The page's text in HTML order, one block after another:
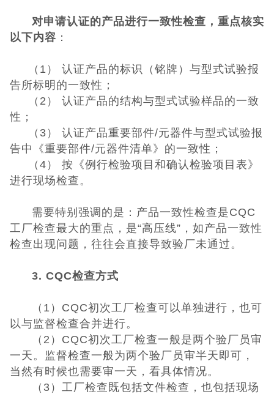
ISO体系认证
CCC认证
其它认证
收起菜单
对申请认证的产品进行一致性检查，重点核实
以下内容 ：
（1） 认证产品的标识（铭牌）与型式试验报
告所标明的一致性；
（2） 认证产品的结构与型式试验样品的一致
性；
（3） 认证产品重要部件/元器件与型式试验报
告中《重要部件/元器件清单》的一致性；
（4） 按《例行检验项目和确认检验项目表》
进行现场检查。
需要特别强调的是：产品一致性检查是CQC
工厂检查最大的重点，是“高压线”，如产品一致性
检查出现问题，往往会直接导致验厂未通过。
3. CQC检查方式
（1）CQC初次工厂检查可以单独进行，也可
以与监督检查合并进行。
（2）CQC初次工厂检查一般是两个验厂员审
一天。监督检查一般为两个验厂员审半天即可，
当然有时候也需要审一天，看具体情况。
（3）工厂检查既包括文件检查，也包括现场